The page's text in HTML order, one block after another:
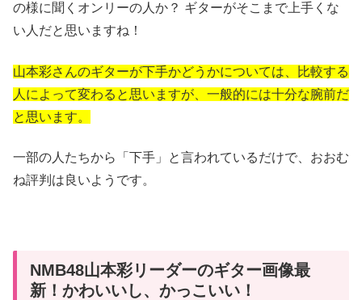
の様に聞くオンリーの人か？ ギターがそこまで上手くな
い人だと思いますね！
山本彩さんのギターが下手かどうかについては、比較する
人によって変わると思いますが、 一般的には十分な腕前だ
と思います。
一部の人たちから「下手」と言われているだけで、おおむ
ね評判は良いようです。
NMB48山本彩リーダーのギター画像最
新！かわいいし、かっこいい！